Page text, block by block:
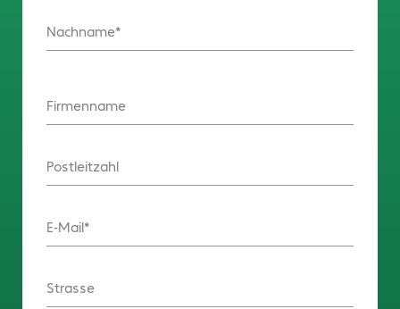
Nachname
Firmenname
Postleitzahl
E-Mail
Strasse